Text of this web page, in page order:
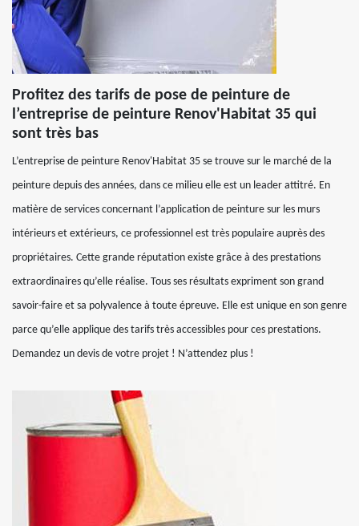
Profitez des tarifs de pose de peinture de
l’entreprise de peinture Renov'Habitat 35 qui
sont très bas
L’entreprise de peinture Renov'Habitat 35 se trouve sur le marché de la
peinture depuis des années, dans ce milieu elle est un leader attitré. En
matière de services concernant l’application de peinture sur les murs
intérieurs et extérieurs, ce professionnel est très populaire auprès des
propriétaires. Cette grande réputation existe grâce à des prestations
extraordinaires qu’elle réalise. Tous ses résultats expriment son grand
savoir-faire et sa polyvalence à toute épreuve. Elle est unique en son genre
parce qu’elle applique des tarifs très accessibles pour ces prestations.
Demandez un devis de votre projet ! N’attendez plus !